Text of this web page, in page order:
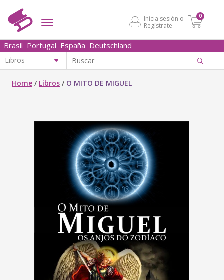
Inicia sesión o
Regístrate
0
Brasil Portugal España Deutschland
Home / Libros / O MITO DE MIGUEL